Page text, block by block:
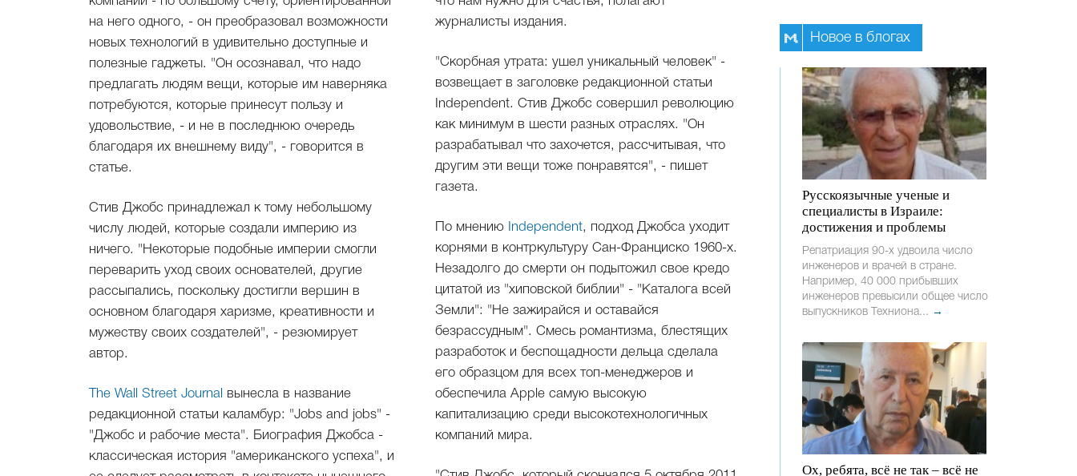
на него одного, - он преобразовал возможности
новых технологий в удивительно доступные и
полезные гаджеты. "Он осознавал, что надо
предлагать людям вещи, которые им наверняка
потребуются, которые принесут пользу и
удовольствие, - и не в последнюю очередь
благодаря их внешнему виду", - говорится в
статье.
Стив Джобс принадлежал к тому небольшому
числу людей, которые создали империю из
ничего. "Некоторые подобные империи смогли
переварить уход своих основателей, другие
рассыпались, поскольку достигли вершин в
основном благодаря харизме, креативности и
мужеству своих создателей", - резюмирует
автор.
The Wall Street Journal вынесла в название
редакционной статьи каламбур: "Jobs and jobs" -
"Джобс и рабочие места". Биография Джобса -
классическая история "американского успеха", и
журналисты издания.
"Скорбная утрата: ушел уникальный человек" -
возвещает в заголовке редакционной статьи
Independent. Стив Джобс совершил революцию
как минимум в шести разных отраслях. "Он
разрабатывал что захочется, рассчитывая, что
другим эти вещи тоже понравятся", - пишет
газета.
По мнению Independent, подход Джобса уходит
корнями в контркультуру Сан-Франциско 1960-х.
Незадолго до смерти он подытожил свое кредо
цитатой из "хиповской библии" - "Каталога всей
Земли": "Не зажирайся и оставайся
безрассудным". Смесь романтизма, блестящих
разработок и беспощадности дельца сделала
его образцом для всех топ-менеджеров и
обеспечила Apple самую высокую
капитализацию среди высокотехнологичных
компаний мира.
Новое в блогах
Русскоязычные ученые и
специалисты в Израиле:
достижения и проблемы
Репатриация 90-х удвоила число
инженеров и врачей в стране.
Например, 40 000 прибывших
инженеров превысили общее число
выпускников Техниона... →
Ох, ребята, всё не так – всё не